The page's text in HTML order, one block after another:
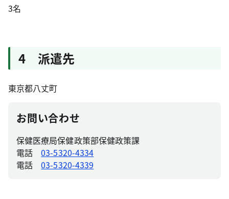
3名
4 派遣先
東京都八丈町
お問い合わせ
保健医療局保健政策部保健政策課
電話03-5320-4334
電話03-5320-4339